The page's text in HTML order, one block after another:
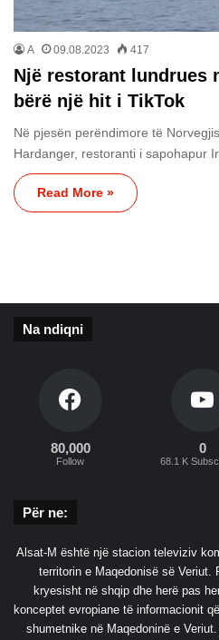
A 09.08.2023 417
Një restorant lundrues
bërë një hit i TikTok
Në pjesën perëndimore të
Hardanger, restoranti i sapohapur
Read More »
Na ndiqni
80,000
Follow
0
68.1 K
Për ne:
Alsat-M është një stacion televiziv
territorin e Maqedonisë së Veriut.
kryesisht në shqip dhe herë pas
konceptet evropiane të informacionit
shumetnike në Maqedoninë e